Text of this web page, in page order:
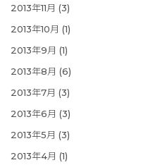
2013年11月 (3)
2013年10月 (1)
2013年9月 (1)
2013年8月 (6)
2013年7月 (3)
2013年6月 (3)
2013年5月 (3)
2013年4月 (1)